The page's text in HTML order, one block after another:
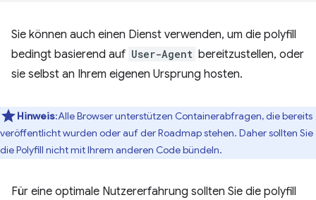
Sie können auch einen Dienst verwenden, um die polyfill
bedingt basierend auf User-Agent bereitzustellen, oder
sie selbst an Ihrem eigenen Ursprung hosten.
Hinweis:Alle Browser unterstützen Containerabfragen, die bereits
veröffentlicht wurden oder auf der Roadmap stehen. Daher sollten Sie
die Polyfill nicht mit Ihrem anderen Code bündeln.
Für eine optimale Nutzererfahrung sollten Sie die polyfill